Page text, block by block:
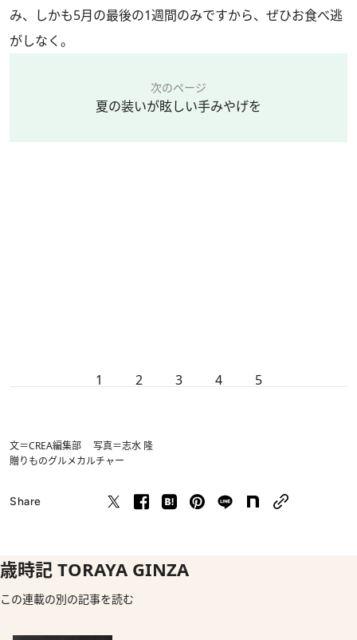
み、しかも5月の最後の1週間のみですから、ぜひお食べ逃
がしなく。
次のページ
夏の装いが眩しい手みやげを
1 2 3 4 5
文＝CREA編集部 写真＝志水 隆
贈りものグルメカルチャー
Share
歳時記 TORAYA GINZA
この連載の別の記事を読む